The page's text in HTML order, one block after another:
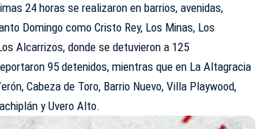
24 horas se realizaron en barrios, avenidas,
Domingo como Cristo Rey, Los Minas, Los
Alcarrizos, donde se detuvieron a 125
95 detenidos, mientras que en La Altagracia
Cabeza de Toro, Barrio Nuevo, Villa Playwood,
y Uvero Alto.